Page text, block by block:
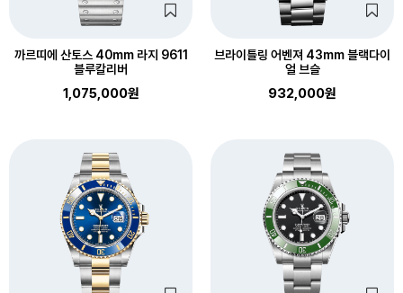
까르띠에 산토스 40mm 라지 9611
블루칼리버
1,075,000원
브라이틀링 어벤져 43mm 블랙다이
얼 브슬
932,000원